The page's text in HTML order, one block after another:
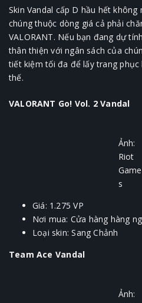
Skin Vandal cấp D hầu hết
chúng thuộc dòng giá cả phải
VALORANT. Nếu bạn đang dự
thân thiện với ngân sách của
tiết kiệm tối đa để lấy trang phục
thế.
VALORANT Go! Vol. 2 Vandal
Ảnh:
Riot
Game
s
Giá: 1.275 VP
Nơi mua: Cửa hàng hàng
Loại skin: Sang Chảnh
Team Ace Vandal
Ảnh: